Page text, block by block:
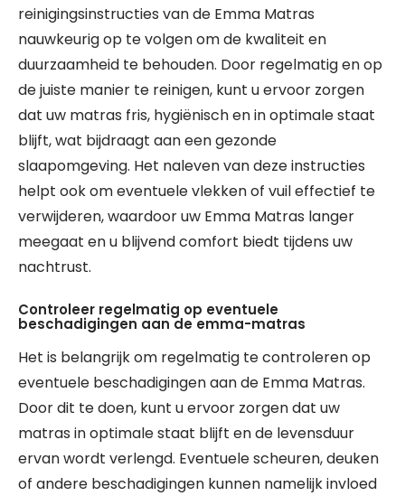
reinigingsinstructies van de Emma Matras
nauwkeurig op te volgen om de kwaliteit en
duurzaamheid te behouden. Door regelmatig en op
de juiste manier te reinigen, kunt u ervoor zorgen
dat uw matras fris, hygiënisch en in optimale staat
blijft, wat bijdraagt aan een gezonde
slaapomgeving. Het naleven van deze instructies
helpt ook om eventuele vlekken of vuil effectief te
verwijderen, waardoor uw Emma Matras langer
meegaat en u blijvend comfort biedt tijdens uw
nachtrust.
Controleer regelmatig op eventuele
beschadigingen aan de emma-matras
Het is belangrijk om regelmatig te controleren op
eventuele beschadigingen aan de Emma Matras.
Door dit te doen, kunt u ervoor zorgen dat uw
matras in optimale staat blijft en de levensduur
ervan wordt verlengd. Eventuele scheuren, deuken
of andere beschadigingen kunnen namelijk invloed